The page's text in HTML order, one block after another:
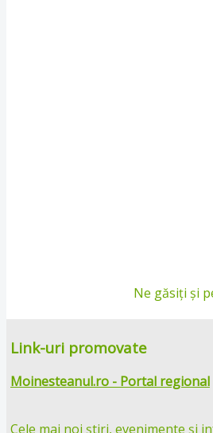
Ne găsiți și
Link-uri promovate
Moinesteanul.ro - Portal regional
Cele mai noi știri, evenimente și